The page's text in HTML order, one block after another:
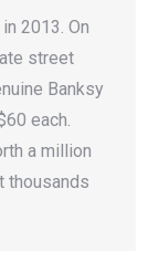
2013. On
street
Banksy
each.
a million
thousands